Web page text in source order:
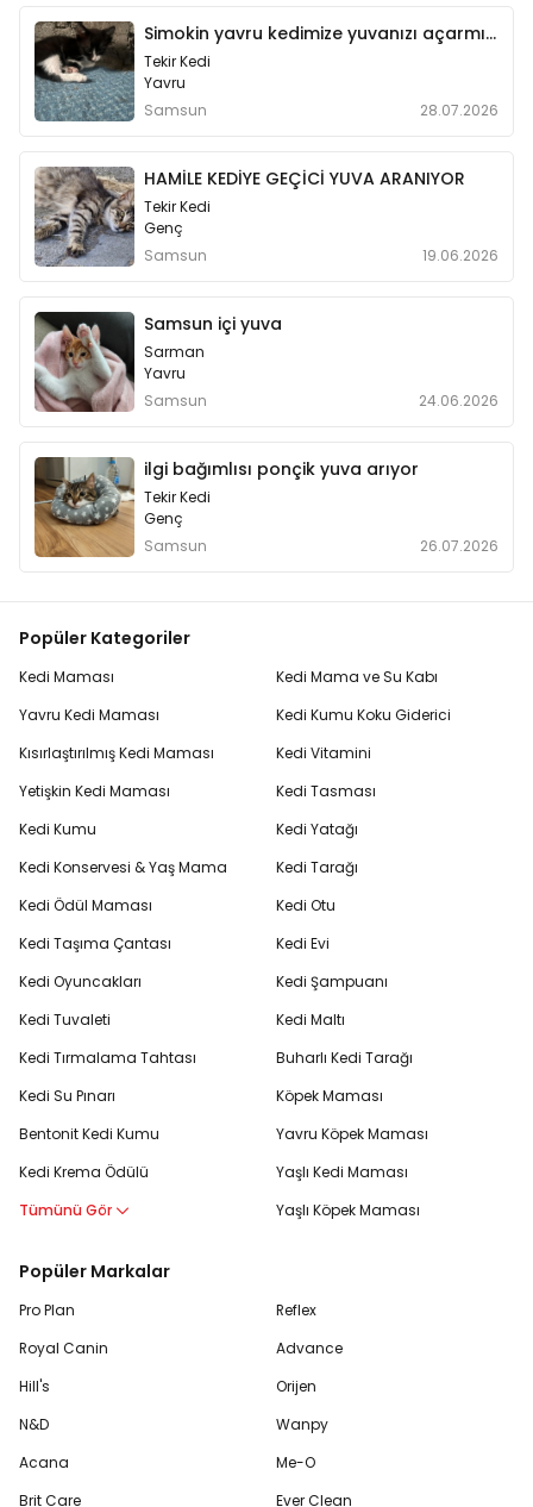
Simokin yavru kedimize yuvanızı açarmısiniz
Tekir Kedi
Yavru
Samsun
28.07.2026
HAMİLE KEDİYE GEÇİCİ YUVA ARANIYOR
Tekir Kedi
Genç
Samsun
19.06.2026
Samsun içi yuva
Sarman
Yavru
Samsun
24.06.2026
ilgi bağımlısı ponçik yuva arıyor
Tekir Kedi
Genç
Samsun
26.07.2026
Popüler Kategoriler
Kedi Maması
Yavru Kedi Maması
Kısırlaştırılmış Kedi Maması
Yetişkin Kedi Maması
Kedi Kumu
Kedi Konservesi & Yaş Mama
Kedi Ödül Maması
Kedi Taşıma Çantası
Kedi Oyuncakları
Kedi Tuvaleti
Kedi Tırmalama Tahtası
Kedi Su Pınarı
Bentonit Kedi Kumu
Kedi Krema Ödülü
Tümünü Gör
Kedi Mama ve Su Kabı
Kedi Kumu Koku Giderici
Kedi Vitamini
Kedi Tasması
Kedi Yatağı
Kedi Tarağı
Kedi Otu
Kedi Evi
Kedi Şampuanı
Kedi Maltı
Buharlı Kedi Tarağı
Köpek Maması
Yavru Köpek Maması
Yaşlı Kedi Maması
Yaşlı Köpek Maması
Popüler Markalar
Pro Plan
Royal Canin
Hill's
N&D
Acana
Brit Care
Reflex
Advance
Orijen
Wanpy
Me-O
Ever Clean